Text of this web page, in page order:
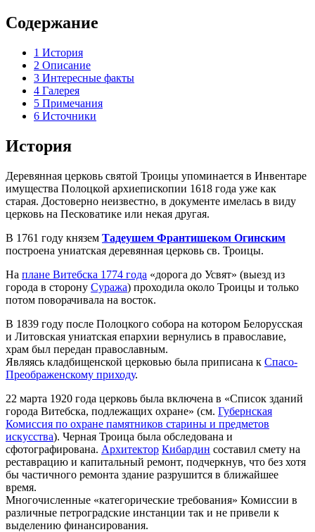
Содержание
1 История
2 Описание
3 Интересные факты
4 Галерея
5 Примечания
6 Источники
История
Деревянная церковь святой Троицы упоминается в Инвентаре
имущества Полоцкой архиепископии 1618 года уже как
старая. Достоверно неизвестно, в документе имелась в виду
церковь на Песковатике или некая другая.
В 1761 году князем Тадеушем Франтишеком Огинским
построена униатская деревянная церковь св. Троицы.
На плане Витебска 1774 года «дорога до Усвят» (выезд из
города в сторону Суража) проходила около Троицы и только
потом поворачивала на восток.
В 1839 году после Полоцкого собора на котором Белорусская
и Литовская униатская епархии вернулись в православие,
храм был передан православным.
Являясь кладбищенской церковью была приписана к Спасо-
Преображенскому приходу.
22 марта 1920 года церковь была включена в «Список зданий
города Витебска, подлежащих охране» (см. Губернская
Комиссия по охране памятников старины и предметов
искусства). Черная Троица была обследована и
сфотографирована. Архитектор Кибардин составил смету на
реставрацию и капитальный ремонт, подчеркнув, что без хотя
бы частичного ремонта здание разрушится в ближайшее
время.
Многочисленные «категорические требования» Комиссии в
различные петроградские инстанции так и не привели к
выделению финансирования.